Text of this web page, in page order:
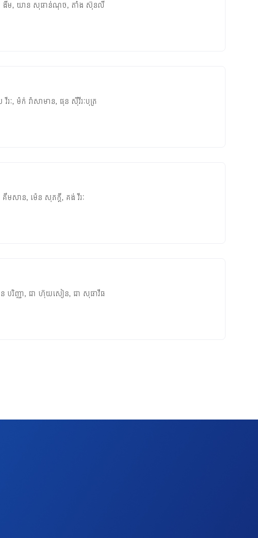
ម, យាន សុផាន់ណុច, តាំង ស៊ុនលី
រៈ, ម៉ក់ រ៉ាសាមាន, ផុន ស៊ីវីរៈបុត្រ
គឹមសាន, ម៉េន សុភក្តី, គង់ វីរៈ
បរិញ្ញា, ជា ហ៊ុយសៀន, ជា សុផាវីធ